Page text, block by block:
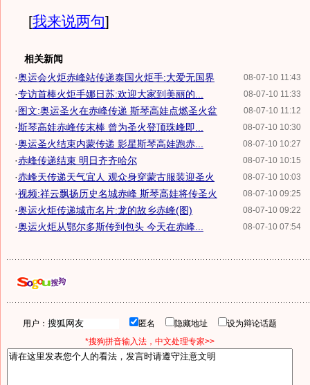
[我来说两句]
相关新闻
08-07-10 11:43
·奥运会火炬赤峰站传递泰国火炬手:大爱无国界
08-07-10 11:33
·专访首棒火炬手娜日苏:欢迎大家到美丽的...
08-07-10 11:12
·图文:奥运圣火在赤峰传递 斯琴高娃点燃圣火盆
08-07-10 10:30
·斯琴高娃赤峰传末棒 曾为圣火登顶珠峰即...
08-07-10 10:27
·奥运圣火结束内蒙传递 影星斯琴高娃跑赤...
08-07-10 10:15
·赤峰传递结束 明日齐齐哈尔
08-07-10 10:03
·赤峰天传递天气宜人 观众身穿蒙古服装迎圣火
08-07-10 09:25
·视频:祥云飘扬历史名城赤峰 斯琴高娃将传圣火
08-07-10 09:22
·奥运火炬传递城市名片:龙的故乡赤峰(图)
08-07-10 07:54
·奥运火炬从鄂尔多斯传到包头 今天在赤峰...
用户： 匿名 隐藏地址
设为辩论话题
*搜狗拼音输入法，中文处理专家>>